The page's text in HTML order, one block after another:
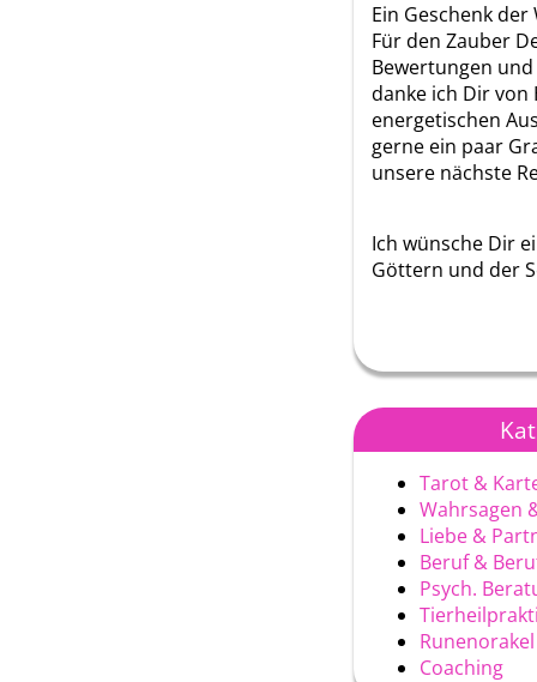
Ein Geschenk
Für den Zauber
Bewertungen
danke ich Dir von
energetischen
gerne ein paar
unsere nächste
Ich wünsche Dir
Göttern und der
Tarot &
Wahrsagen
Liebe &
Beruf &
Psych.
Runenorakel
Coaching